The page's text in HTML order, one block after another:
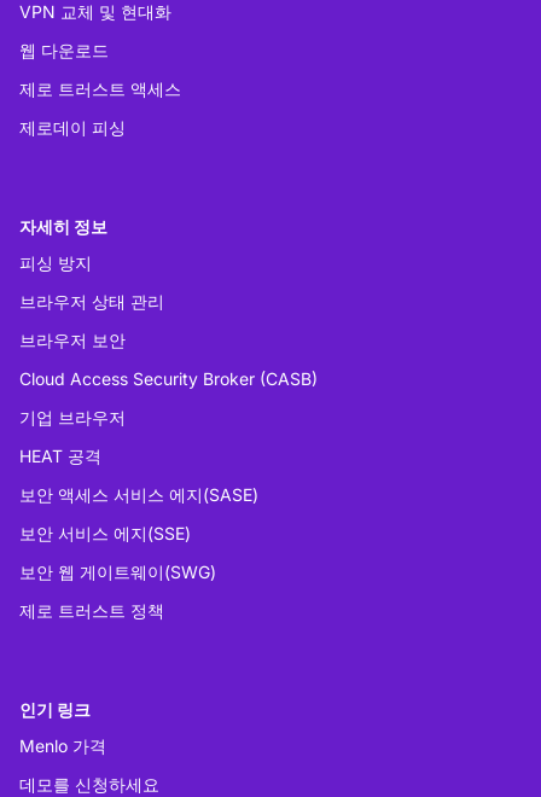
VPN 교체 및 현대화
웹 다운로드
제로 트러스트 액세스
제로데이 피싱
자세히 정보
피싱 방지
브라우저 상태 관리
브라우저 보안
Cloud Access Security Broker (CASB)
기업 브라우저
HEAT 공격
보안 액세스 서비스 에지(SASE)
보안 서비스 에지(SSE)
보안 웹 게이트웨이(SWG)
제로 트러스트 정책
인기 링크
Menlo 가격
데모를 신청하세요